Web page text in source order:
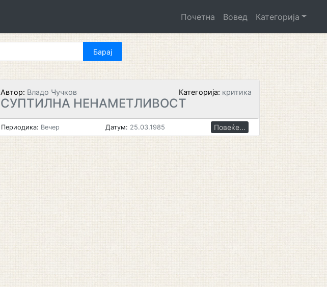
Почетна Вовед Категорија
Автор: Владо Чучков Категорија: критика
СУПТИЛНА НЕНАМЕТЛИВОСТ
Периодика: Вечер Датум: 25.03.1985 Повеќе...